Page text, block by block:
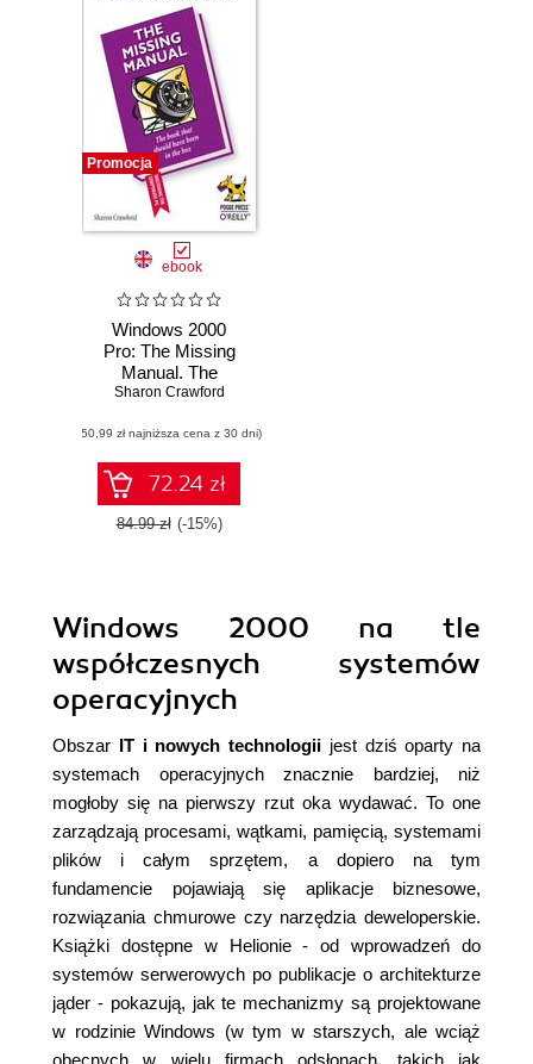
Promocja
ebook
Windows 2000
Pro: The Missing
Manual. The
Missing Manual
Sharon Crawford
(50,99 zł najniższa cena z 30 dni)
72.24 zł
84.99 zł (-15%)
Windows 2000 na tle
współczesnych systemów
operacyjnych
Obszar IT i nowych technologii jest dziś oparty na
systemach operacyjnych znacznie bardziej, niż
mogłoby się na pierwszy rzut oka wydawać. To one
zarządzają procesami, wątkami, pamięcią, systemami
plików i całym sprzętem, a dopiero na tym
fundamencie pojawiają się aplikacje biznesowe,
rozwiązania chmurowe czy narzędzia deweloperskie.
Książki dostępne w Helionie - od wprowadzeń do
systemów serwerowych po publikacje o architekturze
jąder - pokazują, jak te mechanizmy są projektowane
w rodzinie Windows (w tym w starszych, ale wciąż
obecnych w wielu firmach odsłonach, takich jak